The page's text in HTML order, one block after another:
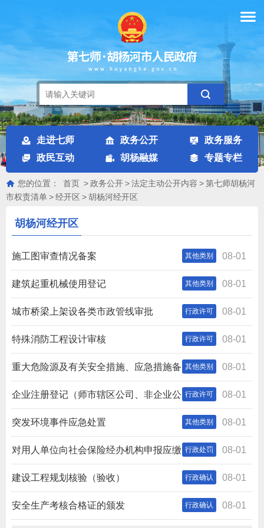
走进七师 政务公开
政务服务
政民互动
胡杨融媒 专题专栏
您的位置： 首页 >政务公开>法定主动公开内容 >第七师胡杨河
市权责清单>经开区 >胡杨河经开区
胡杨河经开区
08-01
其他类别
施工图审查情况备案
08-01
其他类别
建筑起重机械使用登记
08-01
行政许可
城市桥梁上架设各类市政管线审批
08-01
行政许可
特殊消防工程设计审核
08-01
其他类别
重大危险源及有关安全措施、应急措施备
案 08-01
行政许可
企业注册登记（师市辖区公司、非企业公
司、合伙企业、个人独资企业、个体工商户、农民专业合
作社注册登记；师（市）辖区企业设立的非法人分支机构
注册登记；国家市场监督管理总局和兵团市场监督管理局
授权登记的公…
08-01
其他类别
突发环境事件应急处置
08-01
行政处罚
对用人单位向社会保险经办机构申报应缴
纳社会保险费数额时，瞒报工资总额或者职工人数的行为
的处罚
08-01
行政确认
建设工程规划核验（验收）
08-01
行政确认
安全生产考核合格证的颁发